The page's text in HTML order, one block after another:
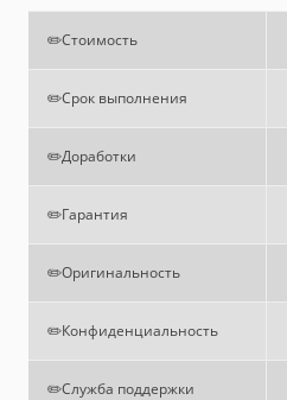
✏️Стоимость
✏️Срок выполнения
✏️Доработки
✏️Гарантия
✏️Оригинальность
✏️Конфиденциальность
✏️Служба поддержки